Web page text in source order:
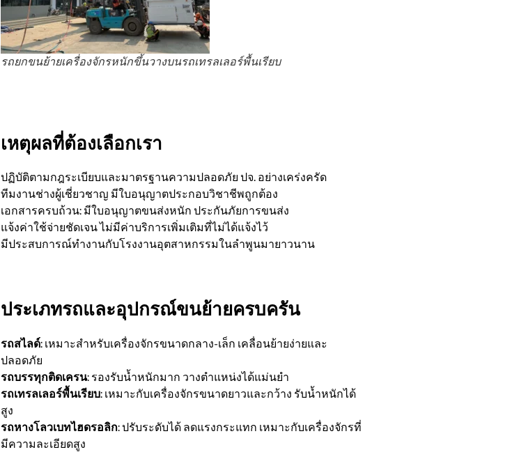
รถยกขนย้ายเครื่องจักรหนักขึ้นวางบนรถเทรลเลอร์พื้นเรียบ
เหตุผลที่ต้องเลือกเรา
ปฏิบัติตามกฎระเบียบและมาตรฐานความปลอดภัย ปจ. อย่างเคร่งครัด
ทีมงานช่างผู้เชี่ยวชาญ มีใบอนุญาตประกอบวิชาชีพถูกต้อง
เอกสารครบถ้วน: มีใบอนุญาตขนส่งหนัก ประกันภัยการขนส่ง
แจ้งค่าใช้จ่ายชัดเจน ไม่มีค่าบริการเพิ่มเติมที่ไม่ได้แจ้งไว้
มีประสบการณ์ทำงานกับโรงงานอุตสาหกรรมในลำพูนมายาวนาน
ประเภทรถและอุปกรณ์ขนย้ายครบครัน
รถสไลด์: เหมาะสำหรับเครื่องจักรขนาดกลาง-เล็ก เคลื่อนย้ายง่ายและ
ปลอดภัย
รถบรรทุกติดเครน: รองรับน้ำหนักมาก วางตำแหน่งได้แม่นยำ
รถเทรลเลอร์พื้นเรียบ: เหมาะกับเครื่องจักรขนาดยาวและกว้าง รับน้ำหนักได้
สูง
รถหางโลวเบทไฮดรอลิก: ปรับระดับได้ ลดแรงกระแทก เหมาะกับเครื่องจักรที่
มีความละเอียดสูง